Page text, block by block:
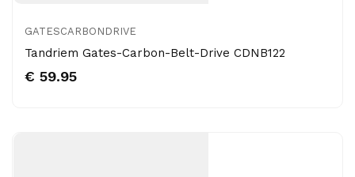
GATESCARBONDRIVE
Tandriem Gates-Carbon-Belt-Drive CDNB122
€ 59.95